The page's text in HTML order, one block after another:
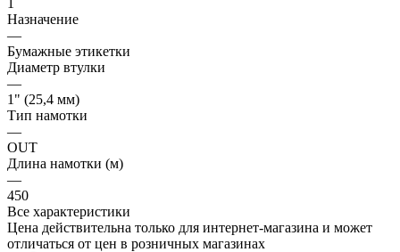
Назначение
—
Бумажные этикетки
Диаметр втулки
—
1" (25,4 мм)
Тип намотки
—
OUT
Длина намотки (м)
—
450
Все характеристики
Цена действительна только для интернет-магазина и может
отличаться от цен в розничных магазинах